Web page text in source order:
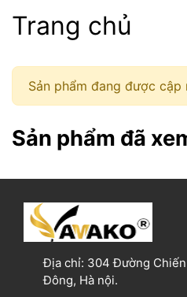
Trang chủ
Sản phẩm đang được cập
Sản phẩm đã
Địa chỉ: 304 Đường Chiến
Đông, Hà nội.